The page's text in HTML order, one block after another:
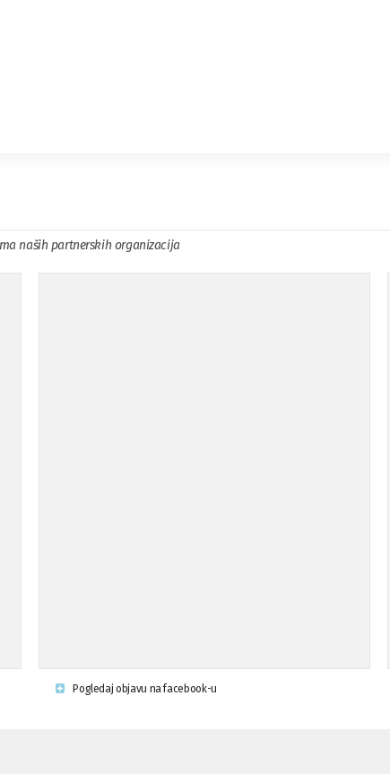
naših partnerskih organizacija
Pogledaj objavu na facebook-u